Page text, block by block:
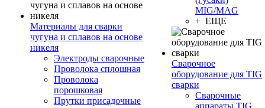
Материалы для сварки
чугуна и сплавов на основе
никеля
Электроды сварочные
Проволока сплошная
Проволока
порошковая
Прутки присадочные
MIG/MAG
+ ЕЩЕ
Сварочное
оборудование для TIG
сварки
Сварочные
аппараты TIG